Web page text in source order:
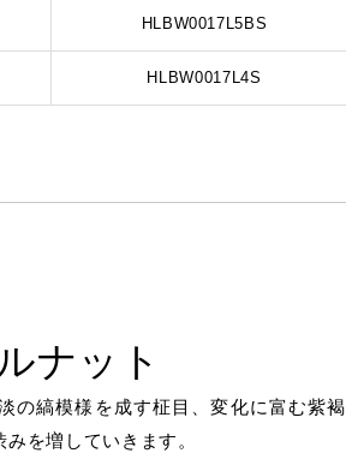
HLBW0017L5BS
HLBW0017L4S
ナット
の縞模様を成す柾目、変化に富む紫褐
を増していきます。